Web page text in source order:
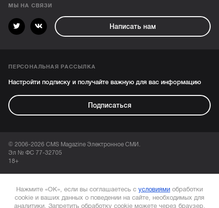
МЫ НА СВЯЗИ
Написать нам
ПЕРСОНАЛЬНАЯ РАССЫЛКА
Настройти подписку и получайте важную для вас информацию
Подписаться
© 2006-2026 CMS Magazine Электронное СМИ.
Эл № ФС 77-32705
18+
Нажмите «ОК», если вы соглашаетесь с условиями обработки
cookie и ваших данных о поведении на сайте, необходимых для
аналитики. Запретить обработку cookie можете через браузер.